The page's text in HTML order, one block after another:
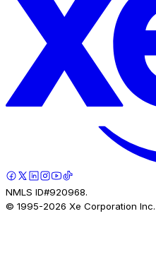
NMLS ID#920968.
© 1995-2026 Xe Corporation Inc.